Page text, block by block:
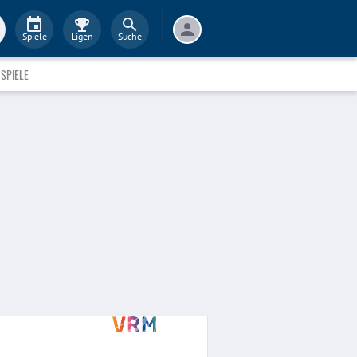
Spiele Ligen Suche
SPIELE